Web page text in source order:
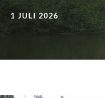
1 JULI 2026